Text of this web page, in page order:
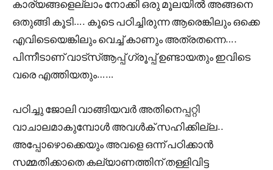
കാര്യങ്ങളെല്ലാം നോക്കി ഒരു മൂലയിൽ അങ്ങനെ
ഒതുങ്ങി കൂടി…. കൂടെ പഠിച്ചിരുന്ന ആരെങ്കിലും ഒക്കെ
എവിടെയെങ്കിലും വെച്ച് കാണും അത്രതന്നെ….
പിന്നീടാണ് വാട്സ്ആപ്പ് ഗ്രൂപ്പ് ഉണ്ടായതും ഇവിടെ
വരെ എത്തിയതും……
പഠിച്ചു ജോലി വാങ്ങിയവർ അതിനെപ്പറ്റി
വാചാലമാകുമ്പോൾ അവൾക് സഹിക്കില്ല..
അപ്പോഴൊക്കെയും അവളെ ഒന്ന് പഠിക്കാൻ
സമ്മതിക്കാതെ കല്യാണത്തിന് തള്ളിവിട്ട